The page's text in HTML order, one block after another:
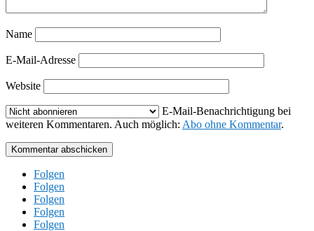
Name
E-Mail-Adresse
Website
E-Mail-Benachrichtigung bei
weiteren Kommentaren. Auch möglich: Abo ohne Kommentar.
Kommentar abschicken
Folgen
Folgen
Folgen
Folgen
Folgen